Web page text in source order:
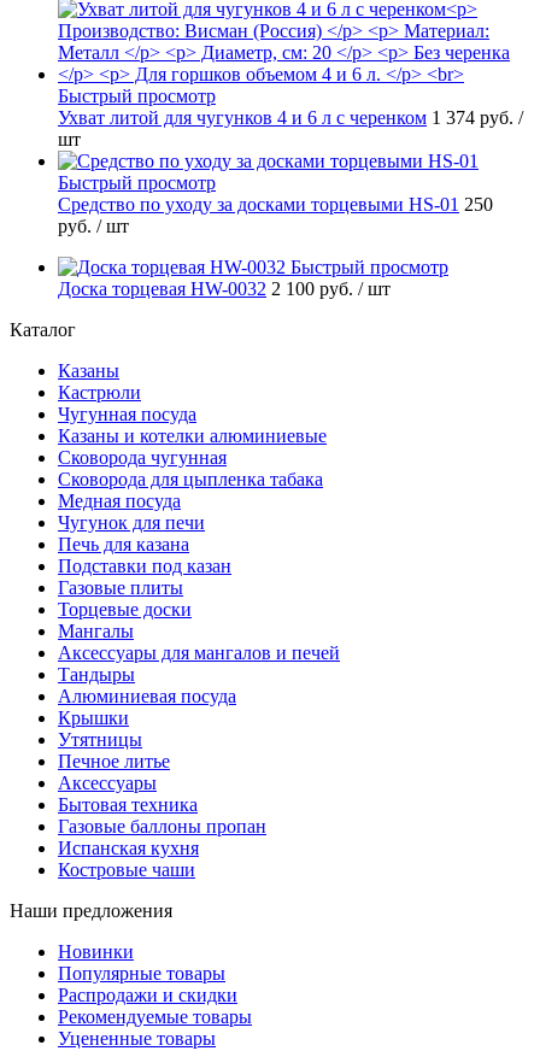
Быстрый просмотр
Ухват литой для чугунков 4 и 6 л с черенком 1 374 руб. /
шт
Быстрый просмотр
Средство по уходу за досками торцевыми HS-01 250
руб. / шт
Быстрый просмотр
Доска торцевая HW-0032 2 100 руб. / шт
Каталог
Казаны
Кастрюли
Чугунная посуда
Казаны и котелки алюминиевые
Сковорода чугунная
Сковорода для цыпленка табака
Медная посуда
Чугунок для печи
Печь для казана
Подставки под казан
Газовые плиты
Торцевые доски
Мангалы
Аксессуары для мангалов и печей
Тандыры
Алюминиевая посуда
Крышки
Утятницы
Печное литье
Аксессуары
Бытовая техника
Газовые баллоны пропан
Испанская кухня
Костровые чаши
Наши предложения
Новинки
Популярные товары
Распродажи и скидки
Рекомендуемые товары
Уцененные товары